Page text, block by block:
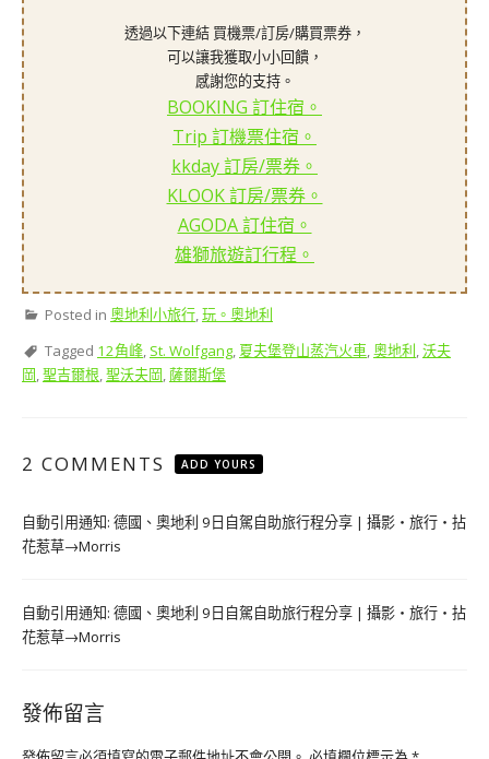
透過以下連結 買機票/訂房/購買票券，
可以讓我獲取小小回饋，
感謝您的支持。
BOOKING 訂住宿。
Trip 訂機票住宿。
kkday 訂房/票券。
KLOOK 訂房/票券。
AGODA 訂住宿。
雄獅旅遊訂行程。
Posted in 奧地利小旅行,玩。奧地利
Tagged 12角峰, St. Wolfgang, 夏夫堡登山蒸汽火車,奧地利,沃夫
岡,聖吉爾根,聖沃夫岡,薩爾斯堡
2 COMMENTS ADD YOURS
自動引用通知: 德國、奧地利 9日自駕自助旅行程分享 | 攝影‧旅行‧拈
花惹草→Morris
自動引用通知: 德國、奧地利 9日自駕自助旅行程分享 | 攝影‧旅行‧拈
花惹草→Morris
發佈留言